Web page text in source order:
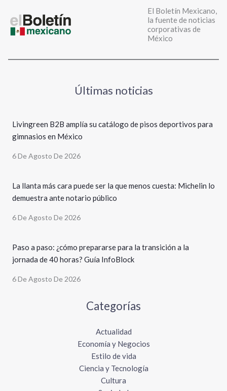
El Boletín Mexicano,
la fuente de noticias
corporativas de
México
Últimas noticias
Livingreen B2B amplía su catálogo de pisos deportivos para
gimnasios en México
6 De Agosto De 2026
La llanta más cara puede ser la que menos cuesta: Michelin lo
demuestra ante notario público
6 De Agosto De 2026
Paso a paso: ¿cómo prepararse para la transición a la
jornada de 40 horas? Guía InfoBlock
6 De Agosto De 2026
Categorías
Actualidad
Economía y Negocios
Estilo de vida
Ciencia y Tecnología
Cultura